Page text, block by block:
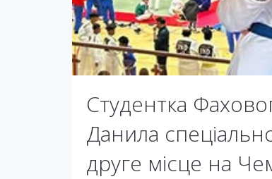
Студентка
Данила
друге місце на